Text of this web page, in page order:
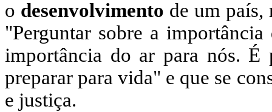
o desenvolvimento de um país,
"Perguntar sobre a
importância do ar para nós. É
preparar para vida" e que se
e justiça.